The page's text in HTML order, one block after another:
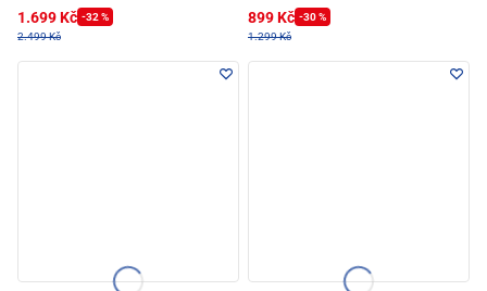
1.699 Kč -32 %
2.499 Kč
899 Kč -30 %
1.299 Kč